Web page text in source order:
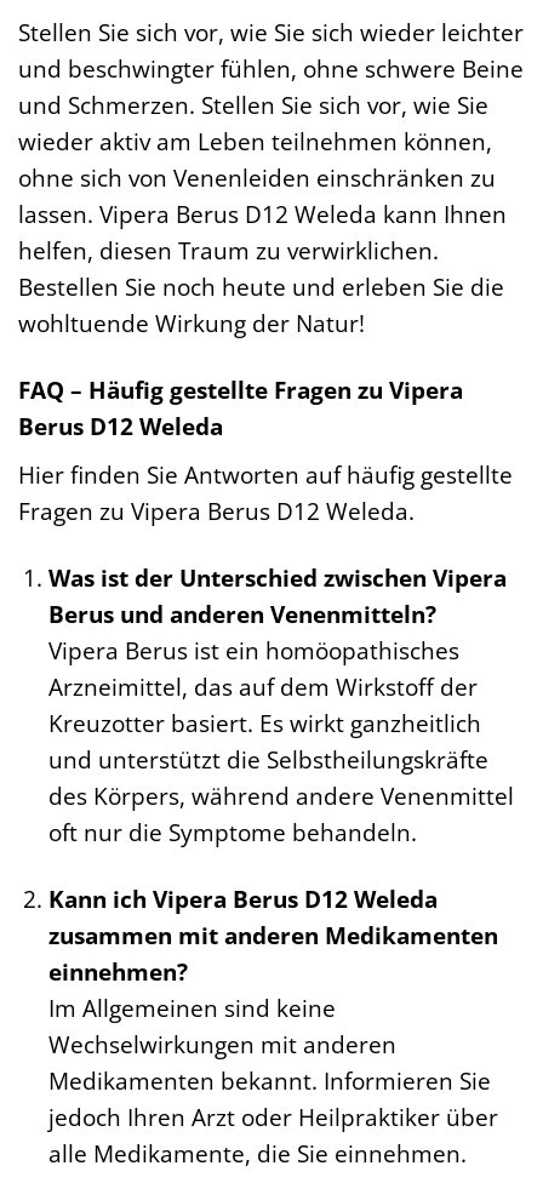
Stellen Sie sich vor, wie Sie sich wieder leichter
und beschwingter fühlen, ohne schwere Beine
und Schmerzen. Stellen Sie sich vor, wie Sie
wieder aktiv am Leben teilnehmen können,
ohne sich von Venenleiden einschränken zu
lassen. Vipera Berus D12 Weleda kann Ihnen
helfen, diesen Traum zu verwirklichen.
Bestellen Sie noch heute und erleben Sie die
wohltuende Wirkung der Natur!
FAQ – Häufig gestellte Fragen zu Vipera
Berus D12 Weleda
Hier finden Sie Antworten auf häufig gestellte
Fragen zu Vipera Berus D12 Weleda.
Was ist der Unterschied zwischen Vipera
Berus und anderen Venenmitteln?
Vipera Berus ist ein homöopathisches
Arzneimittel, das auf dem Wirkstoff der
Kreuzotter basiert. Es wirkt ganzheitlich
und unterstützt die Selbstheilungskräfte
des Körpers, während andere Venenmittel
oft nur die Symptome behandeln.
Kann ich Vipera Berus D12 Weleda
zusammen mit anderen Medikamenten
einnehmen?
Im Allgemeinen sind keine
Wechselwirkungen mit anderen
Medikamenten bekannt. Informieren Sie
jedoch Ihren Arzt oder Heilpraktiker über
alle Medikamente, die Sie einnehmen.